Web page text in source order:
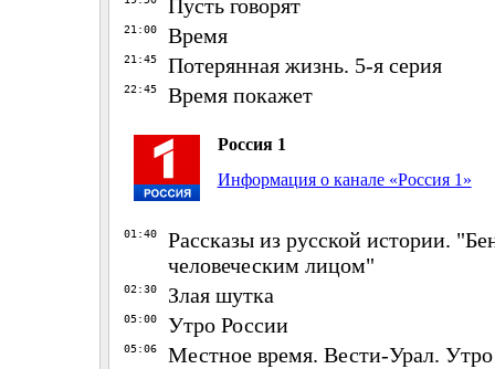
Пусть говорят
21:00 Время
21:45 Потерянная жизнь. 5-я серия
22:45 Время покажет
Россия 1
Информация о канале «Россия 1»
01:40
Рассказы из русской истории.
человеческим лицом"
02:30 Злая шутка
05:00 Утро России
05:06 Местное время. Вести-Урал. Утро